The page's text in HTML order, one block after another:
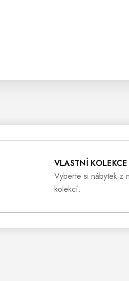
VLASTNÍ KOLEKCE
Vyberte si nábytek z
kolekcí.